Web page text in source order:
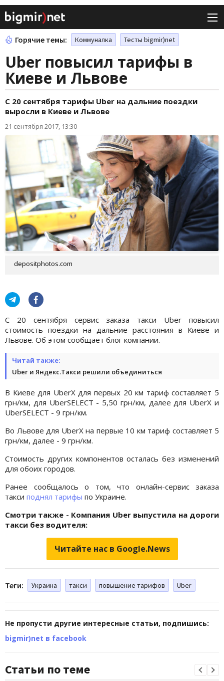
Горячие темы: Коммуналка Тесты bigmir)net
Uber повысил тарифы в
Киеве и Львове
С 20 сентября тарифы Uber на дальние поездки
выросли в Киеве и Львове
21 сентября 2017, 13:30
depositphotos.com
С 20 сентября сервис заказа такси Uber повысил
стоимость поездки на дальние расстояния в Киеве и
Львове. Об этом сообщает блог компании.
Читай также:
Uber и Яндекс.Такси решили объединиться
В Киеве для UberX для первых 20 км тариф составляет 5
грн/км, для UberSELECT - 5,50 грн/км, далее для UberX и
UberSELECT - 9 грн/км.
Во Львове для UberX на первые 10 км тариф составляет 5
грн/км, далее - 9 грн/км.
Стоимость других компонентов осталась без изменений
для обоих городов.
Ранее сообщалось о том, что онлайн-сервис заказа
такси поднял тарифы по Украине.
Смотри также - Компания Uber выпустила на дороги
такси без водителя:
Читайте нас в Google.News
Теги: Украина такси повышение тарифов Uber
Не пропусти другие интересные статьи, подпишись:
bigmir)net в facebook
Статьи по теме